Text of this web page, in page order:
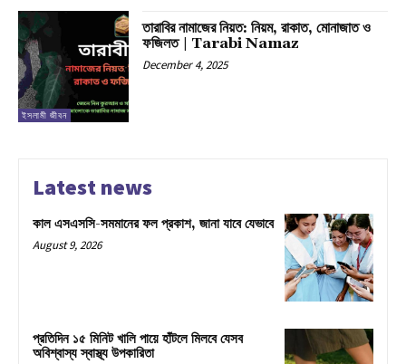
ইসলামী জীবন
তারাবির নামাজের নিয়ত: নিয়ম, রাকাত, মোনাজাত ও
ফজিলত | Tarabi Namaz
December 4, 2025
Latest news
কাল এসএসসি-সমমানের ফল প্রকাশ, জানা যাবে যেভাবে
August 9, 2026
প্রতিদিন ১৫ মিনিট খালি পায়ে হাঁটলে মিলবে যেসব
অবিশ্বাস্য স্বাস্থ্য উপকারিতা